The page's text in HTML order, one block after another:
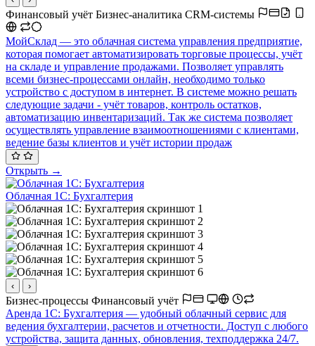
Финансовый учёт Бизнес-аналитика CRM-системы
МойСклад — это облачная система управления предприятие,
которая помогает автоматизировать торговые процессы, учёт
на складе и управление продажами. Позволяет управлять
всеми бизнес-процессами онлайн, необходимо только
устройство с доступом в интернет. В системе можно решать
следующие задачи - учёт товаров, контроль остатков,
автоматизацию инвентаризаций. Так же система позволяет
осуществлять управление взаимоотношениями с клиентами,
ведение базы клиентов и учёт истории продаж
Открыть →
Облачная 1С: Бухгалтерия
‹ ›
Бизнес-процессы Финансовый учёт
Аренда 1С: Бухгалтерия — удобный облачный сервис для
ведения бухгалтерии, расчетов и отчетности. Доступ с любого
устройства, защита данных, обновления, техподдержка 24/7.